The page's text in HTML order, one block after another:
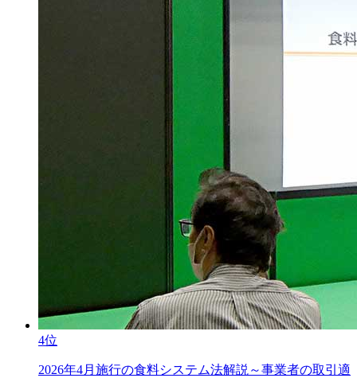
4位
2026年4月施行の食料システム法解説～事業者の取引適